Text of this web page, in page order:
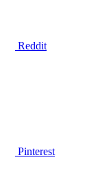
Reddit
Pinterest